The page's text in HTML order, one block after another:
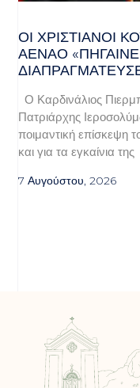
ΟΙ ΧΡΙΣΤΙΑΝΟΊ
ΑΈΝΑΟ
Ο Καρδινάλιος
Πατριάρχης
ποιμαντική επίσκεψη
και για τα εγκαίνια της
7 Αυγούστου, 2026